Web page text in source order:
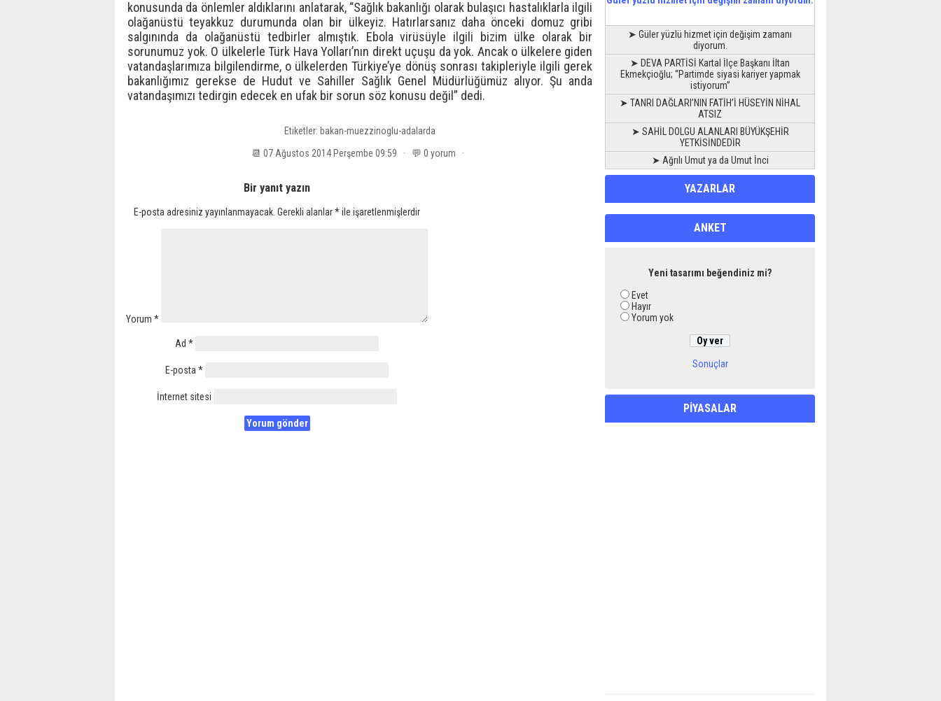
konusunda da önlemler aldıklarını anlatarak, “Sağlık bakanlığı olarak bulaşıcı hastalıklarla ilgili
olağanüstü teyakkuz durumunda olan bir ülkeyiz. Hatırlarsanız daha önceki domuz gribi
salgınında da olağanüstü tedbirler almıştık. Ebola virüsüyle ilgili bizim ülke olarak bir
sorunumuz yok. O ülkelerle Türk Hava Yolları’nın direkt uçuşu da yok. Ancak o ülkelere giden
vatandaşlarımıza bilgilendirme, o ülkelerden Türkiye’ye dönüş sonrası takipleriyle ilgili gerek
bakanlığımız gerekse de Hudut ve Sahiller Sağlık Genel Müdürlüğümüz alıyor. Şu anda
vatandaşımızı tedirgin edecek en ufak bir sorun söz konusu değil” dedi.
Etiketler: bakan-muezzinoglu-adalarda
📆 07 Ağustos 2014 Perşembe 09:59 · 💬 0 yorum ·
Bir yanıt yazın
E-posta adresiniz yayınlanmayacak. Gerekli alanlar*ile işaretlenmişlerdir
Yorum *
Ad *
E-posta *
İnternet sitesi
➤ Güler yüzlü hizmet için değişim zamanı
diyorum.
➤ DEVA PARTİSİ Kartal İlçe Başkanı İltan
Ekmekçioğlu; “Partimde siyasi kariyer yapmak
istiyorum”
➤ TANRI DAĞLARI’NIN FATİH’İ HÜSEYİN NİHAL
ATSIZ
➤ SAHİL DOLGU ALANLARI BÜYÜKŞEHİR
YETKİSİNDEDİR
➤ Ağrılı Umut ya da Umut İnci
YAZARLAR
ANKET
Yeni tasarımı beğendiniz mi?
Evet
Hayır
Yorum yok
Sonuçlar
PİYASALAR